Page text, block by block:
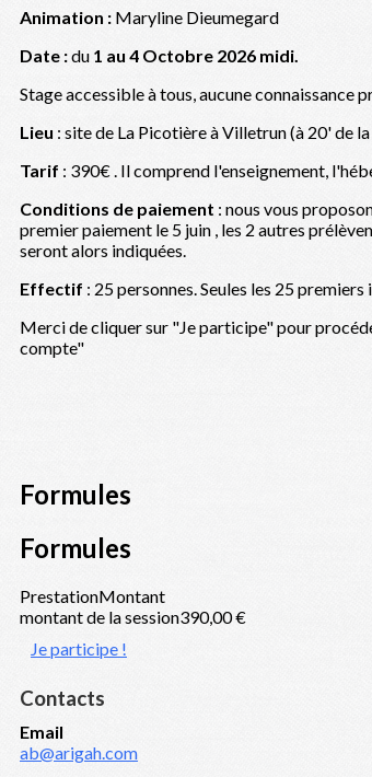
Animation : Maryline Dieumegard
Date :du 1 au 4 Octobre 2026 midi.
Stage accessible à tous, aucune connaissance
Lieu : site de La Picotière à Villetrun (à 20' de
Tarif : 390€ . Il comprend l'enseignement,
Conditions de paiement : nous vous
premier paiement le 5 juin , les 2 autres
seront alors indiquées.
Effectif : 25 personnes. Seules les 25
Merci de cliquer sur "Je participe" pour
compte"
Formules
Formules
PrestationMontant
montant de la session390,00 €
Je participe !
Contacts
Email
ab@arigah.com